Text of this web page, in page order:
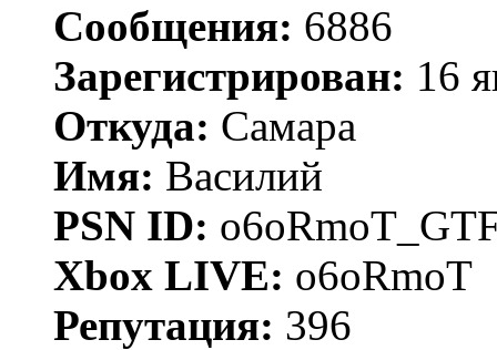
Сообщения: 6886
Зарегистрирован: 16
Откуда: Самара
Имя: Василий
PSN ID:
Xbox LIVE: o6oRmoT
Репутация: 396